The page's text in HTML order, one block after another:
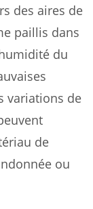
des aires de
paillis dans
du
variations de
de
ou